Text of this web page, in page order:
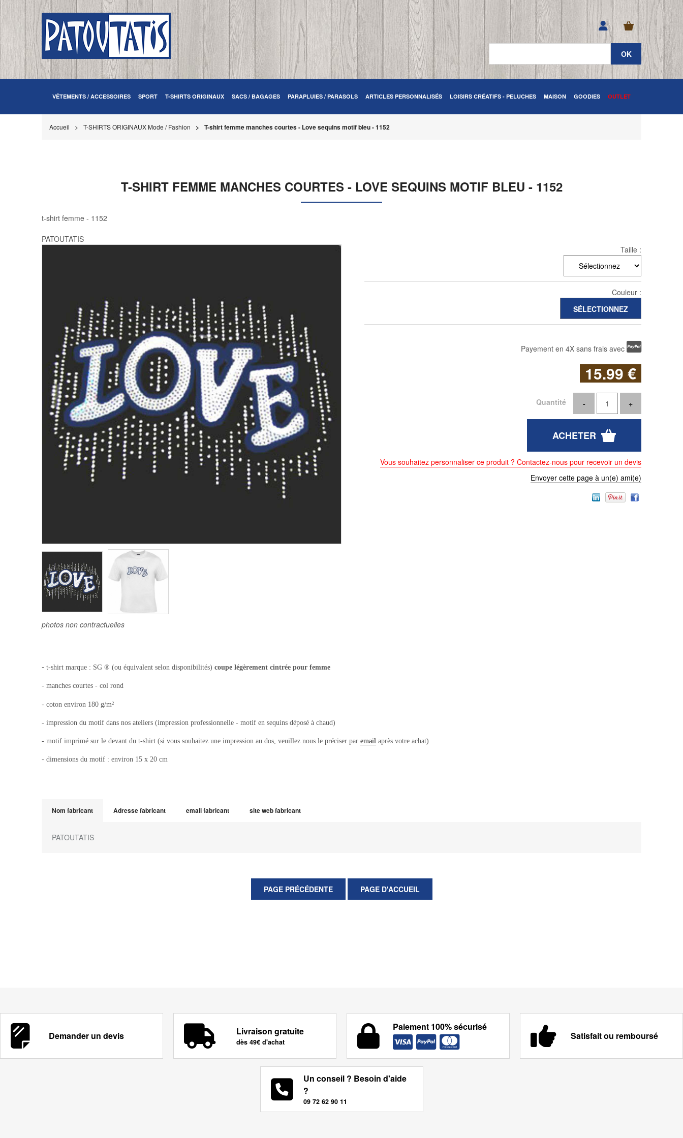
VÊTEMENTS / ACCESSOIRES SPORT T-SHIRTS ORIGINAUX SACS / BAGAGES PARAPLUIES / PARASOLS ARTICLES PERSONNALISÉS LOISIRS CRÉATIFS - PELUCHES MAISON GOODIES OUTLET
Accueil T-SHIRTS ORIGINAUX Mode / Fashion T-shirt femme manches courtes - Love sequins motif bleu - 1152
T-SHIRT FEMME MANCHES COURTES - LOVE SEQUINS MOTIF BLEU - 1152
t-shirt femme - 1152
PATOUTATIS
photos non contractuelles
Taille :
Couleur :
Payement en 4X sans frais avec
15.99 €
Quantité
Vous souhaitez personnaliser ce produit ? Contactez-nous pour recevoir un devis
Envoyer cette page à un(e) ami(e)
- t-shirt marque : SG ® (ou équivalent selon disponibilités) coupe légèrement cintrée pour femme
- manches courtes - col rond
- coton environ 180 g/m²
- impression du motif dans nos ateliers (impression professionnelle - motif en sequins déposé à chaud)
- motif imprimé sur le devant du t-shirt (si vous souhaitez une impression au dos, veuillez nous le préciser par email après votre achat)
- dimensions du motif : environ 15 x 20 cm
Nom fabricant Adresse fabricant email fabricant site web fabricant
PATOUTATIS
Demander un devis Livraison gratuite
dès 49€ d'achat
Paiement 100% sécurisé
Satisfait ou remboursé
Un conseil ? Besoin d'aide
?
09 72 62 90 11